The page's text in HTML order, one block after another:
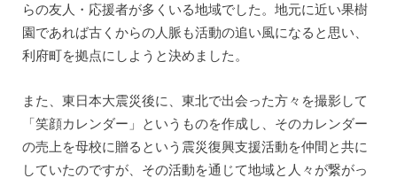
らの友人・応援者が多くいる地域でした。地元に近い果樹
園であれば古くからの人脈も活動の追い風になると思い、
利府町を拠点にしようと決めました。
また、東日本大震災後に、東北で出会った方々を撮影して
「笑顔カレンダー」というものを作成し、そのカレンダー
の売上を母校に贈るという震災復興支援活動を仲間と共に
していたのですが、その活動を通じて地域と人々が繋がっ